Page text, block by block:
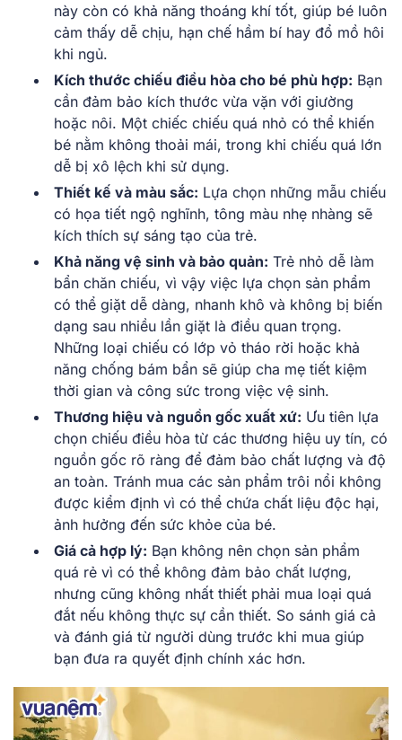
này còn có khả năng thoáng khí tốt, giúp bé luôn
cảm thấy dễ chịu, hạn chế hầm bí hay đổ mồ hôi
khi ngủ.
Kích thước chiếu điều hòa cho bé phù hợp: Bạn
cần đảm bảo kích thước vừa vặn với giường
hoặc nôi. Một chiếc chiếu quá nhỏ có thể khiến
bé nằm không thoải mái, trong khi chiếu quá lớn
dễ bị xô lệch khi sử dụng.
Thiết kế và màu sắc: Lựa chọn những mẫu chiếu
có họa tiết ngộ nghĩnh, tông màu nhẹ nhàng sẽ
kích thích sự sáng tạo của trẻ.
Khả năng vệ sinh và bảo quản: Trẻ nhỏ dễ làm
bẩn chăn chiếu, vì vậy việc lựa chọn sản phẩm
có thể giặt dễ dàng, nhanh khô và không bị biến
dạng sau nhiều lần giặt là điều quan trọng.
Những loại chiếu có lớp vỏ tháo rời hoặc khả
năng chống bám bẩn sẽ giúp cha mẹ tiết kiệm
thời gian và công sức trong việc vệ sinh.
Thương hiệu và nguồn gốc xuất xứ: Ưu tiên lựa
chọn chiếu điều hòa từ các thương hiệu uy tín, có
nguồn gốc rõ ràng để đảm bảo chất lượng và độ
an toàn. Tránh mua các sản phẩm trôi nổi không
được kiểm định vì có thể chứa chất liệu độc hại,
ảnh hưởng đến sức khỏe của bé.
Giá cả hợp lý: Bạn không nên chọn sản phẩm
quá rẻ vì có thể không đảm bảo chất lượng,
nhưng cũng không nhất thiết phải mua loại quá
đắt nếu không thực sự cần thiết. So sánh giá cả
và đánh giá từ người dùng trước khi mua giúp
bạn đưa ra quyết định chính xác hơn.